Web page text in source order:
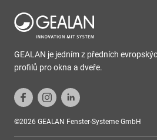
GEALAN je jedním z předních
profilů pro okna a dveře.
©2026 GEALAN Fenster-Systeme GmbH